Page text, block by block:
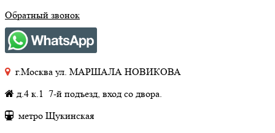
Обратный звонок
г.Москва ул. МАРШАЛА НОВИКОВА
д.4 к.1 7-й подъезд, вход со двора.
метро Щукинская